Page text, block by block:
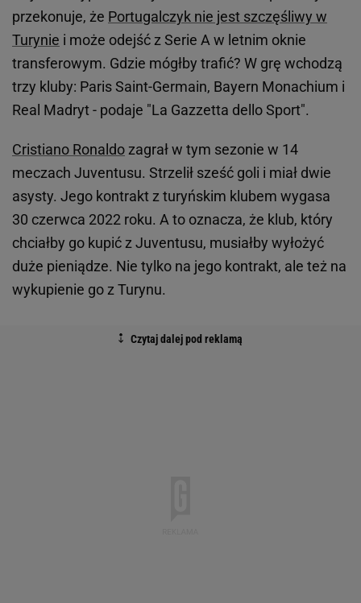
przekonuje, że Portugalczyk nie jest szczęśliwy w
Turynie i może odejść z Serie A w letnim oknie
transferowym. Gdzie mógłby trafić? W grę wchodzą
trzy kluby: Paris Saint-Germain, Bayern Monachium i
Real Madryt - podaje "La Gazzetta dello Sport".
Cristiano Ronaldo zagrał w tym sezonie w 14
meczach Juventusu. Strzelił sześć goli i miał dwie
asysty. Jego kontrakt z turyńskim klubem wygasa
30 czerwca 2022 roku. A to oznacza, że klub, który
chciałby go kupić z Juventusu, musiałby wyłożyć
duże pieniądze. Nie tylko na jego kontrakt, ale też na
wykupienie go z Turynu.